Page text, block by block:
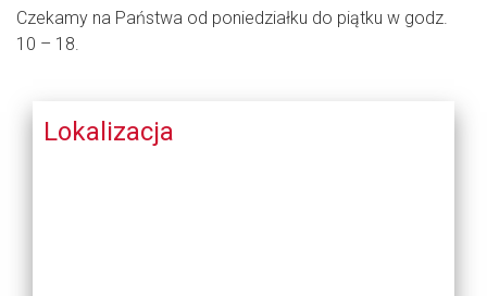
Czekamy na Państwa od poniedziałku do piątku w godz.
10 – 18.
Lokalizacja